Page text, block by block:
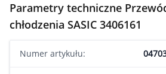
Parametry techniczne
chłodzenia SASIC 3406161
Numer artykułu: